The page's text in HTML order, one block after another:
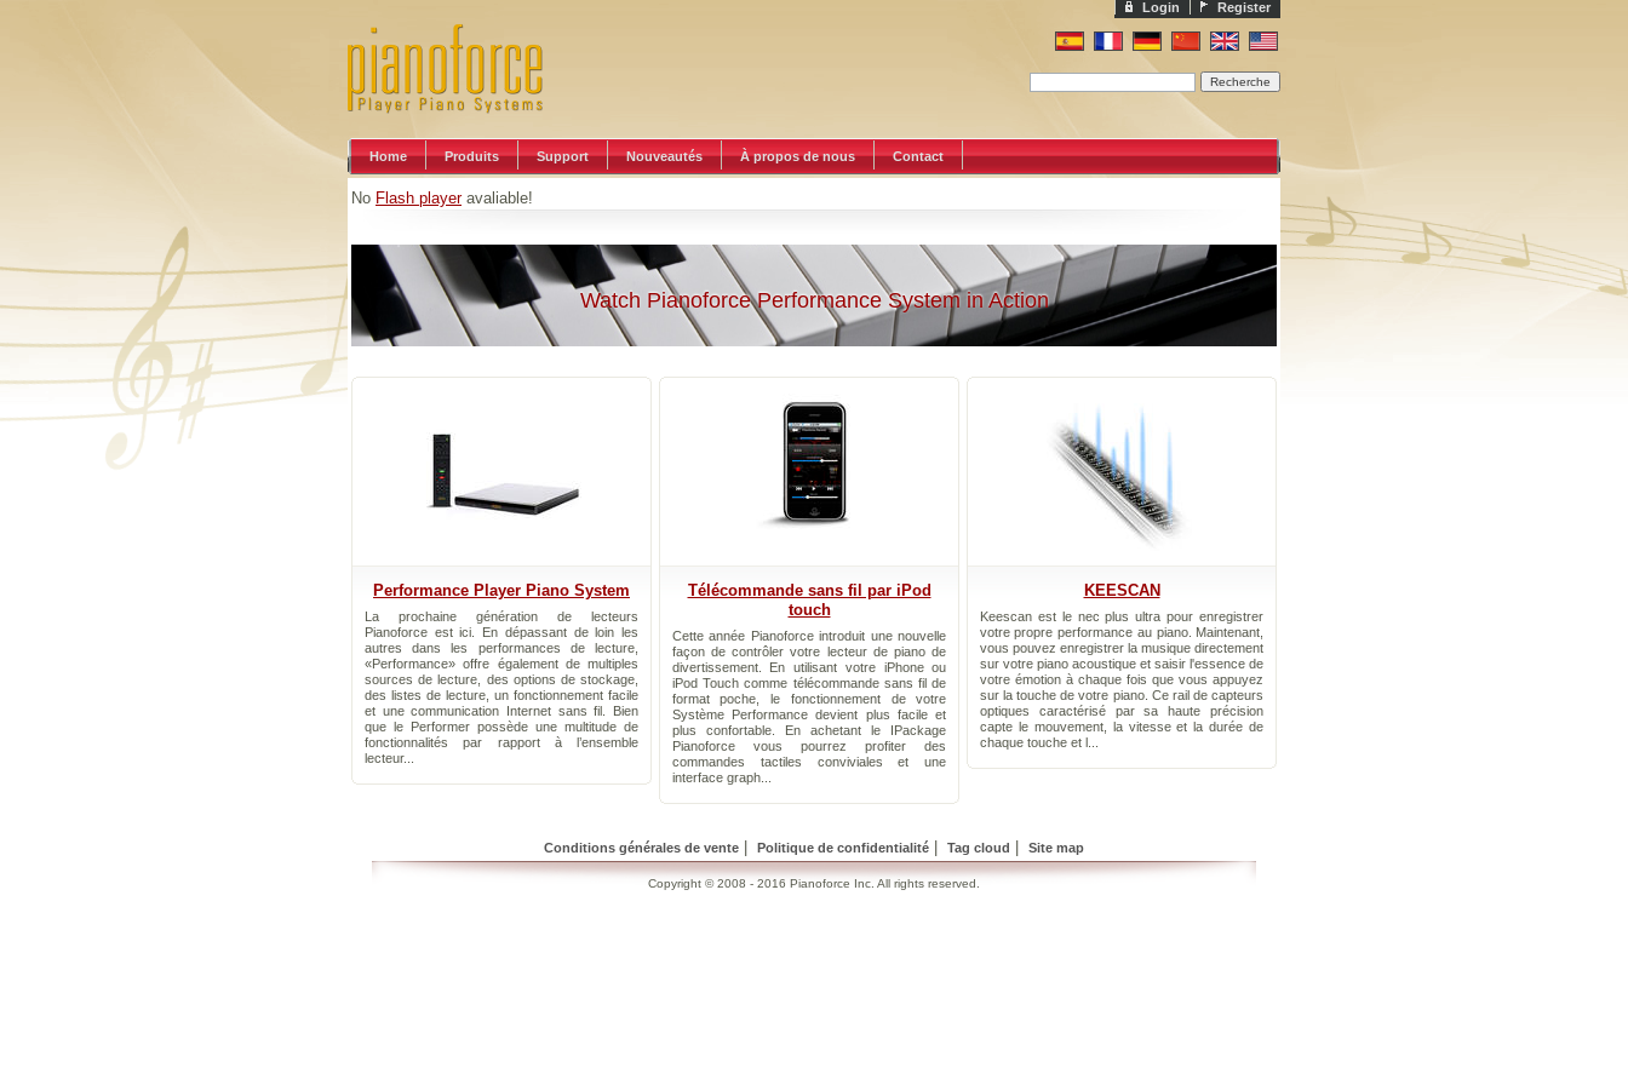
Register
Login
Home Produits Support Nouveautés À propos de nous Contact
No Flash playeravaliable!
Watch Pianoforce Performance System in Action
Performance Player Piano System
La prochaine génération de lecteurs
Pianoforce est ici. En dépassant de loin les
autres dans les performances de lecture,
«Performance» offre également de multiples
sources de lecture, des options de stockage,
des listes de lecture, un fonctionnement facile
et une communication Internet sans fil. Bien
que le Performer possède une multitude de
fonctionnalités par rapport à l’ensemble
lecteur...
Télécommande sans fil par iPod
touch
Cette année Pianoforce introduit une nouvelle
façon de contrôler votre lecteur de piano de
divertissement. En utilisant votre iPhone ou
iPod Touch comme télécommande sans fil de
format poche, le fonctionnement de votre
Système Performance devient plus facile et
plus confortable. En achetant le IPackage
Pianoforce vous pourrez profiter des
commandes tactiles conviviales et une
interface graph...
KEESCAN
Keescan est le nec plus ultra pour enregistrer
votre propre performance au piano. Maintenant,
vous pouvez enregistrer la musique directement
sur votre piano acoustique et saisir l'essence de
votre émotion à chaque fois que vous appuyez
sur la touche de votre piano. Ce rail de capteurs
optiques caractérisé par sa haute précision
capte le mouvement, la vitesse et la durée de
chaque touche et l...
Conditions générales de vente Politique de confidentialité Tag cloud Site map
Copyright © 2008 - 2016 Pianoforce Inc. All rights reserved.